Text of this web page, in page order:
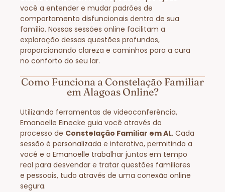
você a entender e mudar padrões de
comportamento disfuncionais dentro de sua
família. Nossas sessões online facilitam a
exploração dessas questões profundas,
proporcionando clareza e caminhos para a cura
no conforto do seu lar.
Como Funciona a Constelação Familiar
em Alagoas Online?
Utilizando ferramentas de videoconferência,
Emanoelle Einecke guia você através do
processo de Constelação Familiar em AL. Cada
sessão é personalizada e interativa, permitindo a
você e a Emanoelle trabalhar juntos em tempo
real para desvendar e tratar questões familiares
e pessoais, tudo através de uma conexão online
segura.